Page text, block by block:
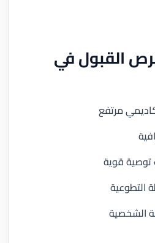
القبول في
مرتفع
قوية
التطوعية
الشخصية